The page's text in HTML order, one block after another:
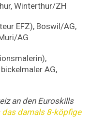
Winterthur/ZH
EFZ), Boswil/AG,
AG
AG,
an den Euroskills
das damals 8-köpfige